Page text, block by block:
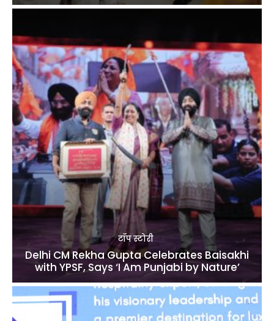
टॉप स्टोरी
Delhi CM Rekha Gupta Celebrates Baisakhi
with YPSF, Says ‘I Am Punjabi by Nature’